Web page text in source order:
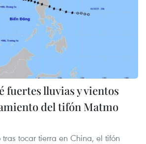
fuertes lluvias y vientos
del tifón Matmo
tocar tierra en China, el tifón